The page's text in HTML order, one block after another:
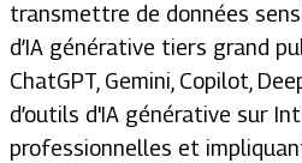
transmettre de données
d’IA générative tiers grand
ChatGPT, Gemini, Copilot,
d’outils d'IA générative sur
professionnelles et